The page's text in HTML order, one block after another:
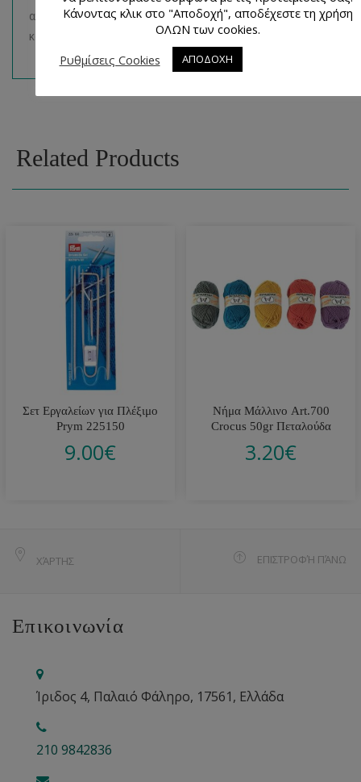
αγορές σας με τα προϊόντα που πραγματικά χρειάζεστε
και επιθυμείτε.
Related Products
Σετ Εργαλείων για Πλέξιμο
Prym 225150
9.00€
Νήμα Μάλλινο Art.700
Crocus 50gr Πεταλούδα
3.20€
ΧΆΡΤΗΣ ΕΠΙΣΤΡΟΦΉ ΠΆΝΩ
Επικοινωνία
Ίριδος 4, Παλαιό Φάληρο, 17561, Ελλάδα
210 9842836
Κάνοντας κλικ στο "Αποδοχή", αποδέχεστε τη χρήση
ΟΛΩΝ των cookies.
Ρυθμίσεις Cookies
ΑΠΟΔΟΧΗ